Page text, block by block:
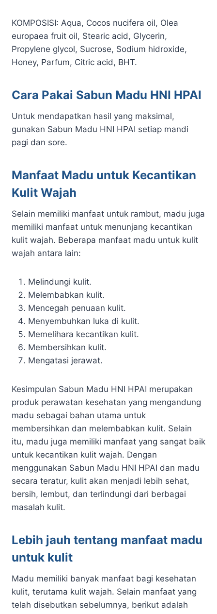
KOMPOSISI: Aqua, Cocos nucifera oil, Olea
europaea fruit oil, Stearic acid, Glycerin,
Propylene glycol, Sucrose, Sodium hidroxide,
Honey, Parfum, Citric acid, BHT.
Cara Pakai Sabun Madu HNI HPAI
Untuk mendapatkan hasil yang maksimal,
gunakan Sabun Madu HNI HPAI setiap mandi
pagi dan sore.
Manfaat Madu untuk Kecantikan
Kulit Wajah
Selain memiliki manfaat untuk rambut, madu juga
memiliki manfaat untuk menunjang kecantikan
kulit wajah. Beberapa manfaat madu untuk kulit
wajah antara lain:
Melindungi kulit.
Melembabkan kulit.
Mencegah penuaan kulit.
Menyembuhkan luka di kulit.
Memelihara kecantikan kulit.
Membersihkan kulit.
Mengatasi jerawat.
Kesimpulan Sabun Madu HNI HPAI merupakan
produk perawatan kesehatan yang mengandung
madu sebagai bahan utama untuk
membersihkan dan melembabkan kulit. Selain
itu, madu juga memiliki manfaat yang sangat baik
untuk kecantikan kulit wajah. Dengan
menggunakan Sabun Madu HNI HPAI dan madu
secara teratur, kulit akan menjadi lebih sehat,
bersih, lembut, dan terlindungi dari berbagai
masalah kulit.
Lebih jauh tentang manfaat madu
untuk kulit
Madu memiliki banyak manfaat bagi kesehatan
kulit, terutama kulit wajah. Selain manfaat yang
telah disebutkan sebelumnya, berikut adalah